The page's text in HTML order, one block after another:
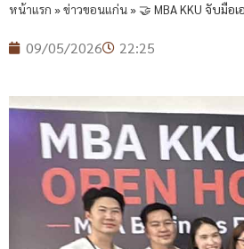
หน้าแรก »ข่าวขอนแก่น» 🤝 MBA KKU จับมื
09/05/2026 22:25